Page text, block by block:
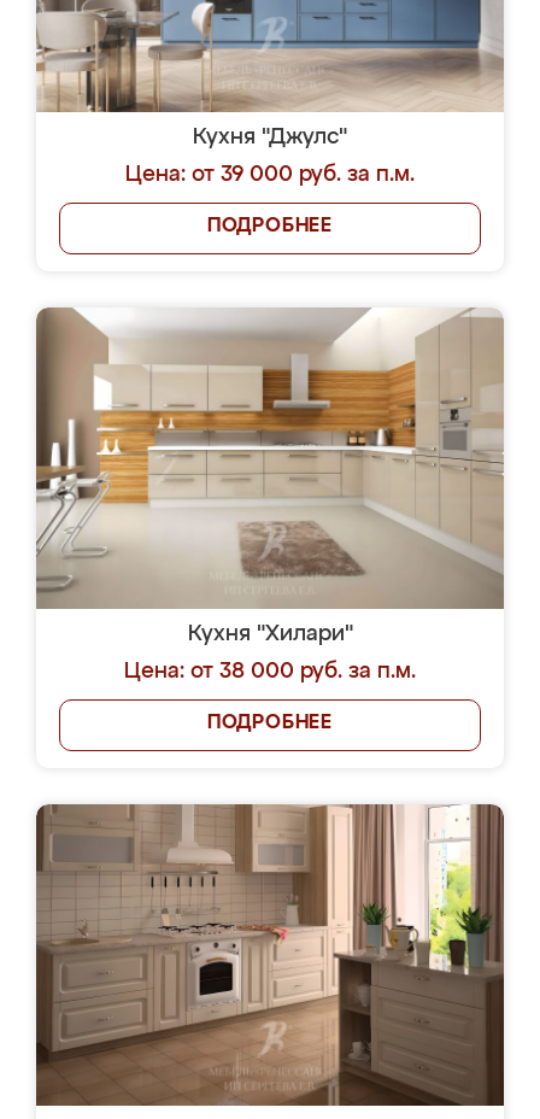
Кухня "Джулс"
Цена: от 39 000 руб. за п.м.
ПОДРОБНЕЕ
Кухня "Хилари"
Цена: от 38 000 руб. за п.м.
ПОДРОБНЕЕ